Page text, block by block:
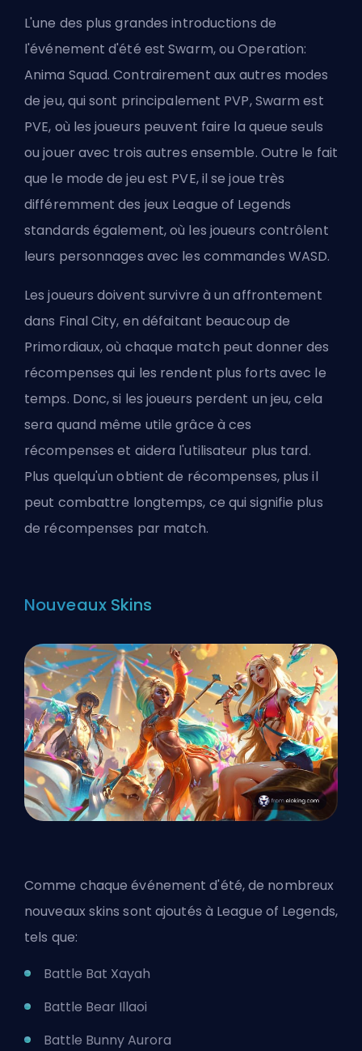
L'une des plus grandes introductions de
l'événement d'été est Swarm, ou Operation:
Anima Squad. Contrairement aux autres modes
de jeu, qui sont principalement PVP, Swarm est
PVE, où les joueurs peuvent faire la queue seuls
ou jouer avec trois autres ensemble. Outre le fait
que le mode de jeu est PVE, il se joue très
différemment des jeux League of Legends
standards également, où les joueurs contrôlent
leurs personnages avec les commandes WASD.
Les joueurs doivent survivre à un affrontement
dans Final City, en défaitant beaucoup de
Primordiaux, où chaque match peut donner des
récompenses qui les rendent plus forts avec le
temps. Donc, si les joueurs perdent un jeu, cela
sera quand même utile grâce à ces
récompenses et aidera l'utilisateur plus tard.
Plus quelqu'un obtient de récompenses, plus il
peut combattre longtemps, ce qui signifie plus
de récompenses par match.
Nouveaux Skins
Comme chaque événement d'été, de nombreux
nouveaux skins sont ajoutés à League of Legends,
tels que:
Battle Bat Xayah
Battle Bear Illaoi
Battle Bunny Aurora